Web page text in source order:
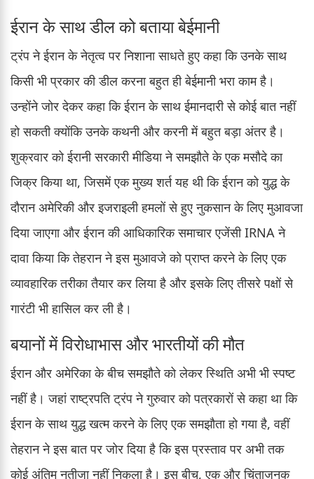
ईरान के साथ डील को बताया बेईमानी
ट्रंप ने ईरान के नेतृत्व पर निशाना साधते हुए कहा कि उनके साथ
किसी भी प्रकार की डील करना बहुत ही बेईमानी भरा काम है।
उन्होंने जोर देकर कहा कि ईरान के साथ ईमानदारी से कोई बात नहीं
हो सकती क्योंकि उनके कथनी और करनी में बहुत बड़ा अंतर है।
शुक्रवार को ईरानी सरकारी मीडिया ने समझौते के एक मसौदे का
जिक्र किया था, जिसमें एक मुख्य शर्त यह थी कि ईरान को युद्ध के
दौरान अमेरिकी और इजराइली हमलों से हुए नुकसान के लिए मुआवजा
दिया जाएगा और ईरान की आधिकारिक समाचार एजेंसी IRNA ने
दावा किया कि तेहरान ने इस मुआवजे को प्राप्त करने के लिए एक
व्यावहारिक तरीका तैयार कर लिया है और इसके लिए तीसरे पक्षों से
गारंटी भी हासिल कर ली है।
बयानों में विरोधाभास और भारतीयों की मौत
ईरान और अमेरिका के बीच समझौते को लेकर स्थिति अभी भी स्पष्ट
नहीं है। जहां राष्ट्रपति ट्रंप ने गुरुवार को पत्रकारों से कहा था कि
ईरान के साथ युद्ध खत्म करने के लिए एक समझौता हो गया है, वहीं
तेहरान ने इस बात पर जोर दिया है कि इस प्रस्ताव पर अभी तक
कोई अंतिम नतीजा नहीं निकला है। इस बीच, एक और चिंताजनक